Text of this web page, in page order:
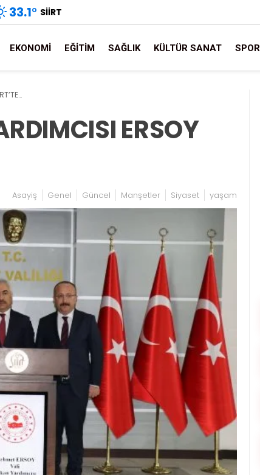
33.1° SIIRT
EKONOMI EĞITIM SAĞLIK KÜLTÜR SANAT SPOR
ERSOY
Asayiş Genel Güncel Manşetler Siyaset yaşam